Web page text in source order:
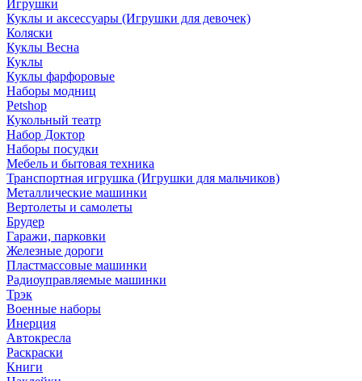
Игрушки
Куклы и аксессуары (Игрушки для девочек)
Коляски
Куклы Весна
Куклы
Куклы фарфоровые
Наборы модниц
Petshop
Кукольный театр
Набор Доктор
Наборы посудки
Мебель и бытовая техника
Транспортная игрушка (Игрушки для мальчиков)
Металлические машинки
Вертолеты и самолеты
Брудер
Гаражи, парковки
Железные дороги
Пластмассовые машинки
Радиоуправляемые машинки
Трэк
Военные наборы
Инерция
Автокресла
Раскраски
Книги